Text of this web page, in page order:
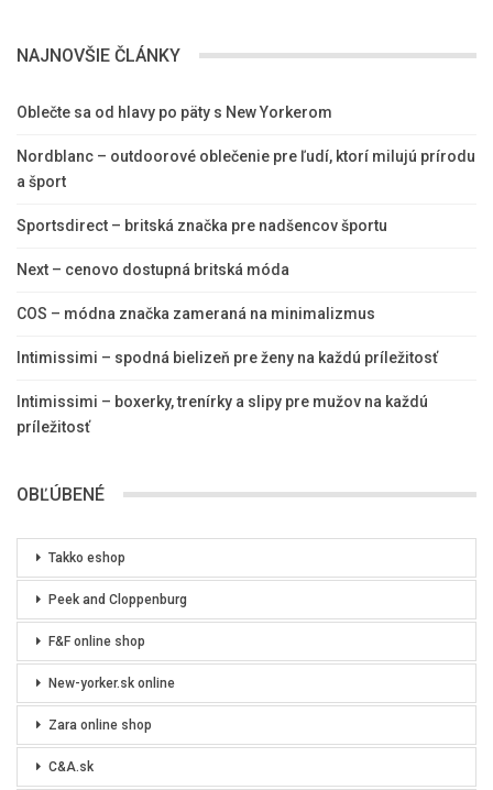
NAJNOVŠIE ČLÁNKY
Oblečte sa od hlavy po päty s New Yorkerom
Nordblanc – outdoorové oblečenie pre ľudí, ktorí milujú prírodu
a šport
Sportsdirect – britská značka pre nadšencov športu
Next – cenovo dostupná britská móda
COS – módna značka zameraná na minimalizmus
Intimissimi – spodná bielizeň pre ženy na každú príležitosť
Intimissimi – boxerky, trenírky a slipy pre mužov na každú
príležitosť
OBĽÚBENÉ
Takko eshop
Peek and Cloppenburg
F&F online shop
New-yorker.sk online
Zara online shop
C&A.sk